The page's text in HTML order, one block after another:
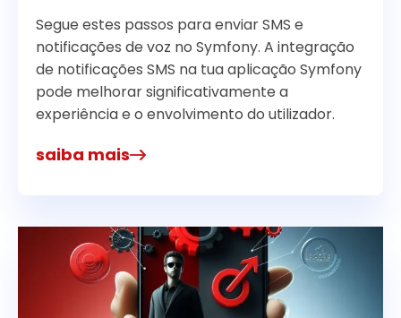
Segue estes passos para enviar SMS e
notificações de voz no Symfony. A integração
de notificações SMS na tua aplicação Symfony
pode melhorar significativamente a
experiência e o envolvimento do utilizador.
saiba mais